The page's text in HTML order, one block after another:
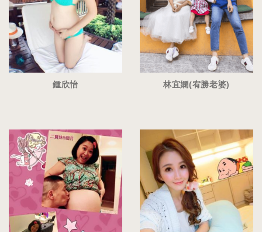
鍾欣怡 林宜嫻(宥勝老婆)